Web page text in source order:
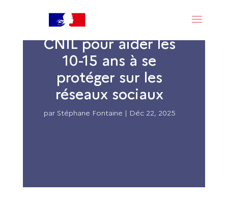
FantomApp :
l’application de la
CNIL pour aider les
10-15 ans à se
protéger sur les
réseaux sociaux
par Stéphane Fontaine | Déc 22, 2025